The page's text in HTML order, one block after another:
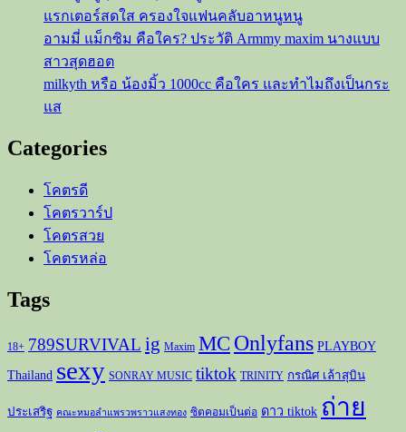
แรกเตอร์สดใส ครองใจแฟนคลับอาหนูหนู
อามมี่ แม็กซิม คือใคร? ประวัติ Armmy maxim นางแบบ
สาวสุดฮอต
milkyth หรือ น้องมิ้ว 1000cc คือใคร และทำไมถึงเป็นกระ
แส
Categories
โคตรดี
โคตรวาร์ป
โคตรสวย
โคตรหล่อ
Tags
18+ 789SURVIVAL ig Maxim MC Onlyfans PLAYBOY
Thailand sexy SONRAY MUSIC tiktok TRINITY กรณิศ เล้าสุบิน
ประเสริฐ คณะหมอลำแพรวพราวแสงทอง ซิตคอมเป็นต่อ ดาว tiktok ถ่าย